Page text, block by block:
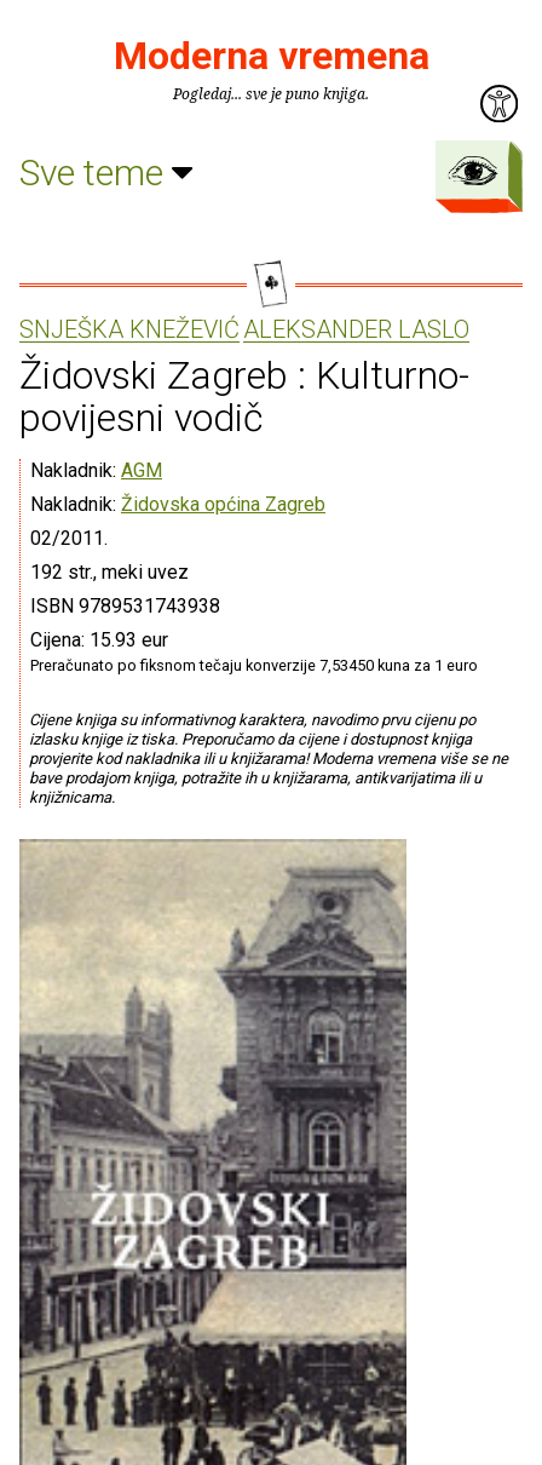
Moderna vremena
Pogledaj... sve je puno knjiga.
Sve teme
SNJEŠKA KNEŽEVIĆ ALEKSANDER LASLO
Židovski Zagreb : Kulturno-
povijesni vodič
Nakladnik: AGM
Nakladnik: Židovska općina Zagreb
02/2011.
192 str., meki uvez
ISBN 9789531743938
Cijena: 15.93 eur
Preračunato po fiksnom tečaju konverzije 7,53450 kuna za 1 euro
Cijene knjiga su informativnog karaktera, navodimo prvu cijenu po
izlasku knjige iz tiska. Preporučamo da cijene i dostupnost knjiga
provjerite kod nakladnika ili u knjižarama! Moderna vremena više se ne
bave prodajom knjiga, potražite ih u knjižarama, antikvarijatima ili u
knjižnicama.